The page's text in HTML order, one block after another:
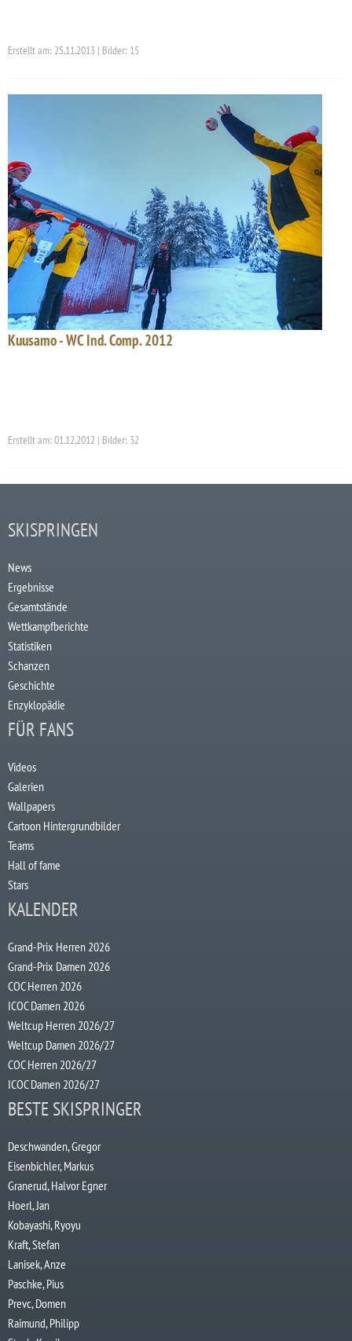
Erstellt am: 25.11.2013 | Bilder: 15
Kuusamo - WC Ind. Comp. 2012
Erstellt am: 01.12.2012 | Bilder: 32
SKISPRINGEN
News
Ergebnisse
Gesamtstände
Wettkampfberichte
Statistiken
Schanzen
Geschichte
Enzyklopädie
FÜR FANS
Videos
Galerien
Wallpapers
Cartoon Hintergrundbilder
Teams
Hall of fame
Stars
KALENDER
Grand-Prix Herren 2026
Grand-Prix Damen 2026
COC Herren 2026
ICOC Damen 2026
Weltcup Herren 2026/27
Weltcup Damen 2026/27
COC Herren 2026/27
ICOC Damen 2026/27
BESTE SKISPRINGER
Deschwanden, Gregor
Eisenbichler, Markus
Granerud, Halvor Egner
Hoerl, Jan
Kobayashi, Ryoyu
Kraft, Stefan
Lanisek, Anze
Paschke, Pius
Prevc, Domen
Raimund, Philipp